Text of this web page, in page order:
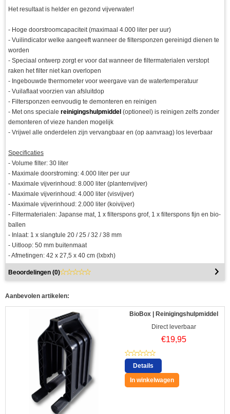
Het resultaat is helder en gezond vijverwater!
- Hoge doorstroomcapaciteit (maximaal 4.000 liter per uur)
- Vuilindicator welke aangeeft wanneer de filtersponzen gereinigd dienen te
worden
- Speciaal ontwerp zorgt er voor dat wanneer de filtermaterialen verstopt
raken het filter niet kan overlopen
- Ingebouwde thermometer voor weergave van de watertemperatuur
- Vuilaflaat voorzien van afsluitdop
- Filtersponzen eenvoudig te demonteren en reinigen
- Met ons speciale reinigingshulpmiddel (optioneel) is reinigen zelfs zonder
demonteren of vieze handen mogelijk
- Vrijwel alle onderdelen zijn vervangbaar en (op aanvraag) los leverbaar
Specificaties
- Volume filter: 30 liter
- Maximale doorstroming: 4.000 liter per uur
- Maximale vijverinhoud: 8.000 liter (plantenvijver)
- Maximale vijverinhoud: 4.000 liter (visvijver)
- Maximale vijverinhoud: 2.000 liter (koivijver)
- Filtermaterialen: Japanse mat, 1 x filterspons grof, 1 x filterspons fijn en bio-
ballen
- Inlaat: 1 x slangtule 20 / 25 / 32 / 38 mm
- Uitloop: 50 mm buitenmaat
- Afmetingen: 42 x 27,5 x 40 cm (lxbxh)
Beoordelingen (0)
Aanbevolen artikelen:
BioBox | Reinigingshulpmiddel
Direct leverbaar
€19,95
Details
In winkelwagen